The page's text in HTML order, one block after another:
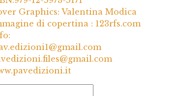
Graphics: Valentina Modica
di copertina : 123rfs.com